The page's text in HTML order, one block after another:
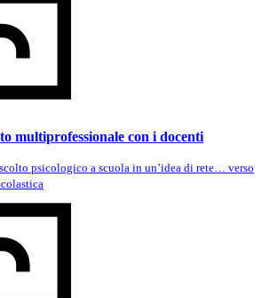
multiprofessionale con i docenti
psicologico a scuola in un’idea di rete… verso